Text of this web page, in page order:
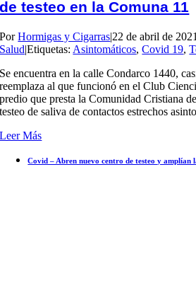
de testeo en la Comuna 11
PorHormigas y Cigarras|22 de abril de 2021
Salud|Etiquetas: Asintomáticos,Covid 19,
Se encuentra en la calle Condarco 1440,
reemplaza al que funcionó en el Club
predio que presta la Comunidad Cristiana
testeo de saliva de contactos estrechos
Leer Más
Covid – Abren nuevo centro de testeo y amplían